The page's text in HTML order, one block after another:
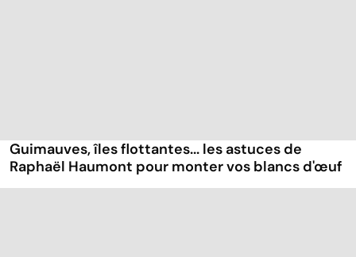
Guimauves, îles flottantes... les astuces de
Raphaël Haumont pour monter vos blancs d'œuf